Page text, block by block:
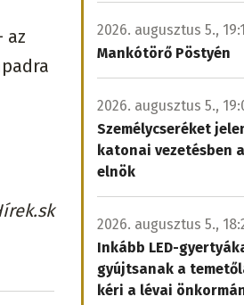
az
2026. augusztus 5.,
Mankótörő Pöstyén
2026. augusztus 5.,
Személycseréket
katonai vezetésben
elnök
2026. augusztus 5.,
Inkább LED-
gyújtsanak a
kéri a lévai